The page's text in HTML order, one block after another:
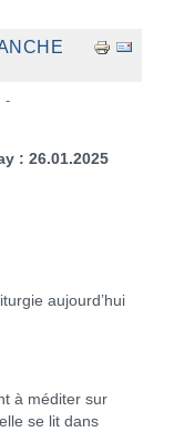
: 26.01.2025
aujourd’hui
à méditer sur
se lit dans